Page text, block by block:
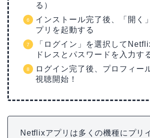
る）
インストール完了後、「開く
プリを起動する
「ログイン」を選択して
ドレスとパスワードを入力す
ログイン完了後、プロフィー
視聴開始！
Netflixアプリは多くの機種にプリ